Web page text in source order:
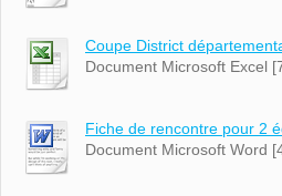
Coupe District
Document Microsoft Excel
Fiche de rencontre pour 2
Document Microsoft Word